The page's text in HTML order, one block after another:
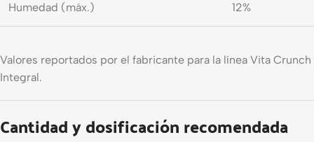
Humedad (máx.) 12%
Valores reportados por el fabricante para la línea Vita Crunch
Integral.
Cantidad y dosificación recomendada